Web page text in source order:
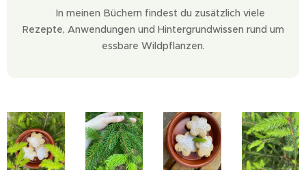
📚 In meinen Büchern findest du zusätzlich viele
Rezepte, Anwendungen und Hintergrundwissen rund um
essbare Wildpflanzen.